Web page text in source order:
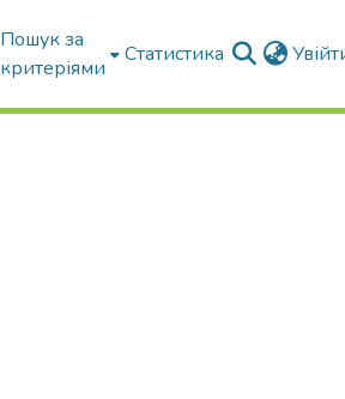
Пошук за
критеріями
Статистика